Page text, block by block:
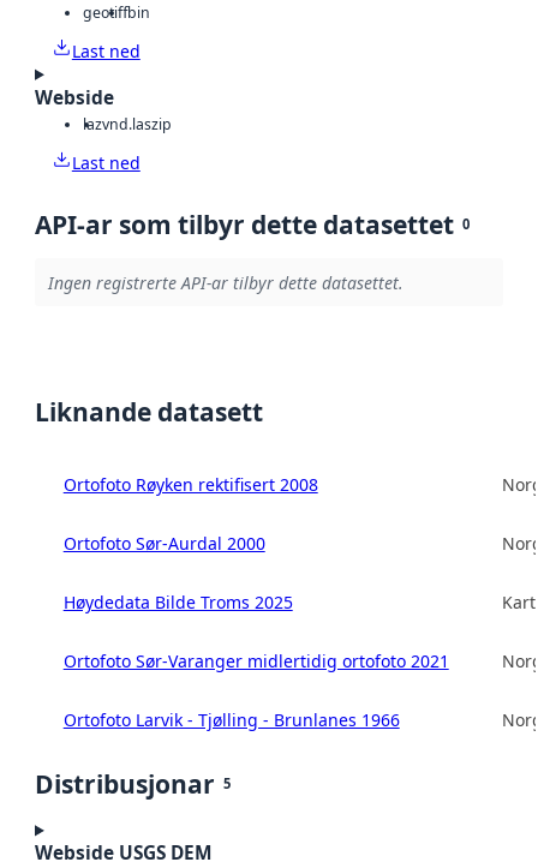
geotiffbin
Last ned
Webside
lazvnd.laszip
Last ned
API-ar som tilbyr dette datasettet 0
Ingen registrerte API-ar tilbyr dette datasettet.
Liknande datasett
Ortofoto Røyken rektifisert 2008
Ortofoto Sør-Aurdal 2000
Høydedata Bilde Troms 2025
Ortofoto Sør-Varanger midlertidig ortofoto 2021
Ortofoto Larvik - Tjølling - Brunlanes 1966
Distribusjonar 5
Webside USGS DEM